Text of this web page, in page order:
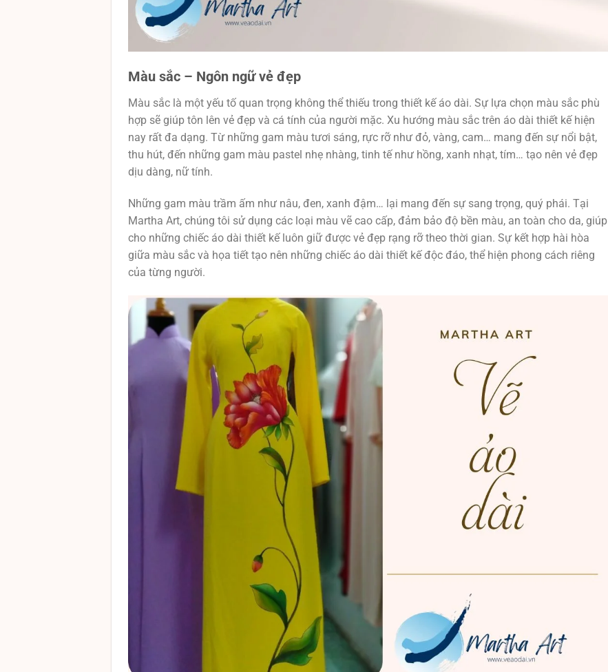
Màu sắc – Ngôn ngữ vẻ đẹp
Màu sắc là một yếu tố quan trọng không thể thiếu trong thiết kế áo dài. Sự lựa chọn màu sắc phù
hợp sẽ giúp tôn lên vẻ đẹp và cá tính của người mặc. Xu hướng màu sắc trên áo dài thiết kế hiện
nay rất đa dạng. Từ những gam màu tươi sáng, rực rỡ như đỏ, vàng, cam… mang đến sự nổi bật,
thu hút, đến những gam màu pastel nhẹ nhàng, tinh tế như hồng, xanh nhạt, tím… tạo nên vẻ đẹp
dịu dàng, nữ tính.
Những gam màu trầm ấm như nâu, đen, xanh đậm… lại mang đến sự sang trọng, quý phái. Tại
Martha Art, chúng tôi sử dụng các loại màu vẽ cao cấp, đảm bảo độ bền màu, an toàn cho da, giúp
cho những chiếc áo dài thiết kế luôn giữ được vẻ đẹp rạng rỡ theo thời gian. Sự kết hợp hài hòa
giữa màu sắc và họa tiết tạo nên những chiếc áo dài thiết kế độc đáo, thể hiện phong cách riêng
của từng người.